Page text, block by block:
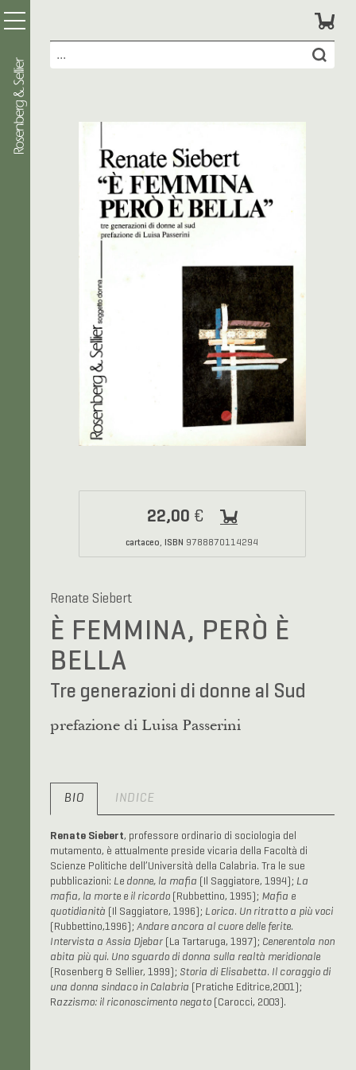
22,00 €
cartaceo, ISBN 9788870114294
Renate Siebert
È FEMMINA, PERÒ È
BELLA
Tre generazioni di donne al Sud
prefazione di Luisa Passerini
BIO INDICE
Renate Siebert, professore ordinario di sociologia del
mutamento, è attualmente preside vicaria della Facoltà di
Scienze Politiche dell’Università della Calabria. Tra le sue
pubblicazioni: Le donne, la mafia (Il Saggiatore, 1994); La
mafia, la morte e il ricordo(Rubbettino, 1995); Mafia e
quotidianità (Il Saggiatore, 1996); Lorica. Un ritratto a più voci
(Rubbettino,1996); Andare ancora al cuore delle ferite.
Intervista a Assia Djebar(La Tartaruga, 1997); Cenerentola non
abita più qui. Uno sguardo di donna sulla realtà meridionale
(Rosenberg & Sellier, 1999); Storia di Elisabetta. Il coraggio di
una donna sindaco in Calabria (Pratiche Editrice,2001);
Razzismo: il riconoscimento negato(Carocci, 2003).